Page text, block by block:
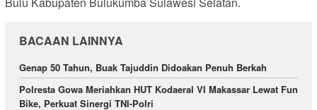
BACAAN LAINNYA
Genap 50 Tahun, Buak Tajuddin Didoakan Penuh Berkah
Polresta Gowa Meriahkan HUT Kodaeral VI Makassar Lewat Fun
Bike, Perkuat Sinergi TNI-Polri